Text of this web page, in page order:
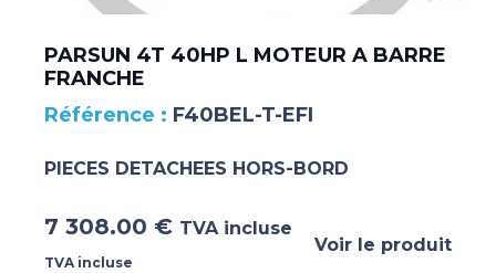
PARSUN 4T 40HP L MOTEUR A BARRE
FRANCHE
F40BEL-T-EFI
PIECES DETACHEES HORS-BORD
7 308.00 € TVA incluse
TVA incluse
Voir le produit